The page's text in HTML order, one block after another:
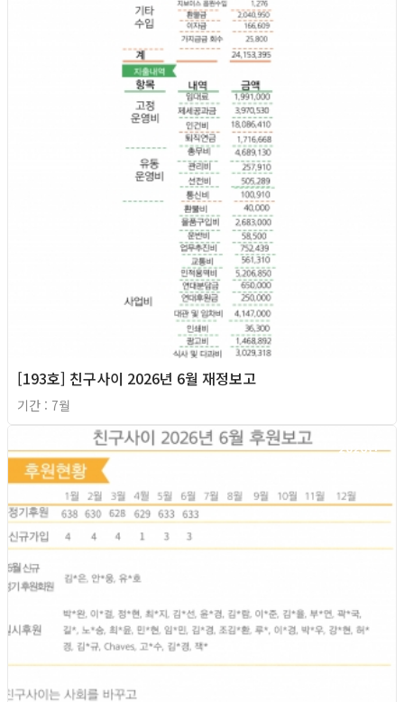
[193호] 친구사이 2026년 6월 재정보고
기간 : 7월
2026년